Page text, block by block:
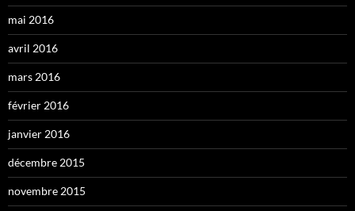
mai 2016
avril 2016
mars 2016
février 2016
janvier 2016
décembre 2015
novembre 2015